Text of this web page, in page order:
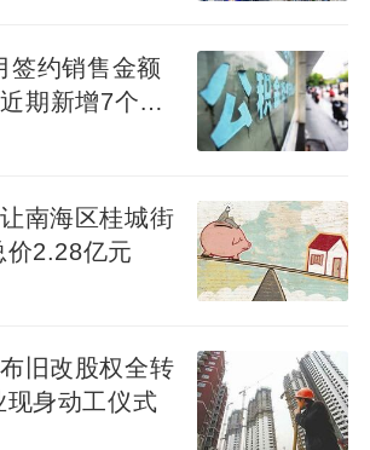
签约销售金额
期新增7个项
南海区桂城街
2.28亿元
旧改股权全转
现身动工仪式